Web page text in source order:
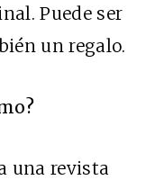
Puede ser
un regalo.
una revista